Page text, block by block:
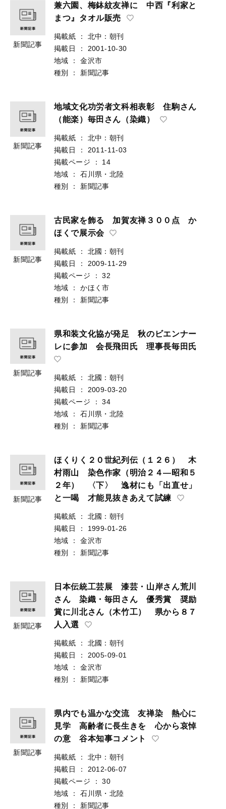
新聞記事
兼六園、梅鉢紋友禅に 中西『利家と
まつ』タオル販売
掲載紙 ：
北中：朝刊
掲載日
：
2001-10-30
地域
：
金沢市
種別
： 新聞記事
新聞記事
地域文化功労者文科相表彰 住駒さん
（能楽）毎田さん（染織）
掲載紙 ：
北中：朝刊
掲載日
：
2011-11-03
掲載ページ
：
14
地域
：
石川県・北陸
種別
： 新聞記事
新聞記事
古民家を飾る 加賀友禅３００点 か
ほくで展示会
掲載紙 ：
北國：朝刊
掲載日
：
2009-11-29
掲載ページ
：
32
地域
：
かほく市
種別
： 新聞記事
新聞記事
県和装文化協が発足 秋のビエンナー
レに参加 会長飛田氏 理事長毎田氏
掲載紙 ：
北國：朝刊
掲載日
：
2009-03-20
掲載ページ
：
34
地域
：
石川県・北陸
種別
： 新聞記事
新聞記事
ほくりく２０世紀列伝（１２６） 木
村雨山 染色作家（明治２４―昭和５
２年） 〈下〉 逸材にも「出直せ」
と一喝 才能見抜きあえて試練
掲載紙 ：
北國：朝刊
掲載日
：
1999-01-26
地域
：
金沢市
種別
： 新聞記事
新聞記事
日本伝統工芸展 漆芸・山岸さん荒川
さん 染織・毎田さん 優秀賞 奨励
賞に川北さん（木竹工） 県から８７
人入選
掲載紙 ：
北國：朝刊
掲載日
：
2005-09-01
地域
：
金沢市
種別
： 新聞記事
新聞記事
県内でも温かな交流 友禅染 熱心に
見学 高齢者に長生きを 心から哀悼
の意 谷本知事コメント
掲載紙 ：
北中：朝刊
掲載日
：
2012-06-07
掲載ページ
：
30
地域
：
石川県・北陸
種別
： 新聞記事